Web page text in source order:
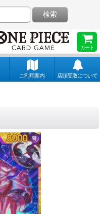
カート
検索
ご利用案内 店頭受取について